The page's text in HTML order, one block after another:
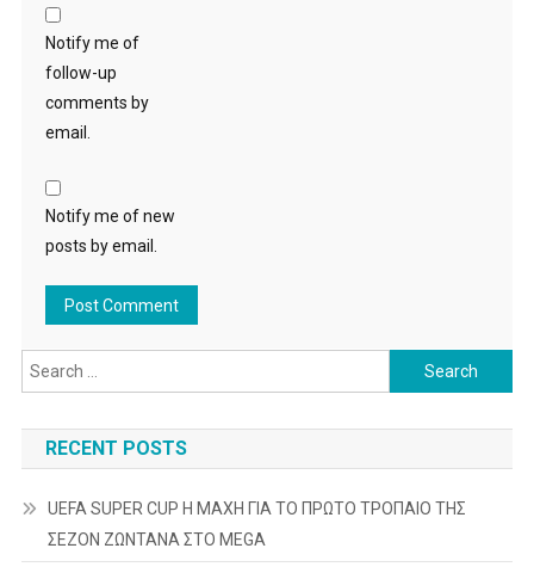
Notify me of
follow-up
comments by
email.
Notify me of new
posts by email.
Search
for:
RECENT POSTS
UEFA SUPER CUP Η ΜΑΧΗ ΓΙΑ ΤΟ ΠΡΩΤΟ ΤΡΟΠΑΙΟ ΤΗΣ
ΣΕΖΟΝ ΖΩΝΤΑΝΑ ΣΤΟ MEGA